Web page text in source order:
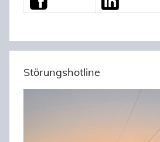
Störungshotline